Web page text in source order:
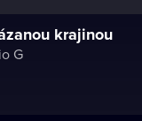
krajinou
G